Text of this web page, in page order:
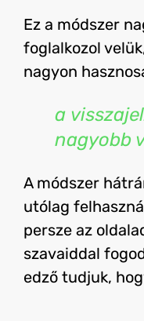
Ez a módszer
foglalkozol
nagyon
a
nagyobb
A módszer
utólag
persze az
szavaiddal
edző tudjuk,